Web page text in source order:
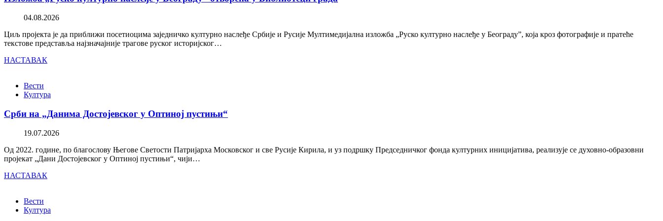
04.08.2026
Циљ пројекта је да приближи посетиоцима заједничко културно наслеђе Србије и Русије Мултимедијална изложба „Руско културно наслеђе у Београду”, која кроз фотографије и пратеће
текстове представља најзначајније трагове руског историјског…
НАСТАВАК
Вести
Култура
Срби на „Данима Достојевског у Оптиној пустињи“
19.07.2026
Од 2022. године, по благослову Његове Светости Патријарха Московског и све Русије Кирила, и уз подршку Председничког фонда културних иницијатива, реализује се духовно-образовни
пројекат „Дани Достојевског у Оптиној пустињи“, чији…
НАСТАВАК
Вести
Култура